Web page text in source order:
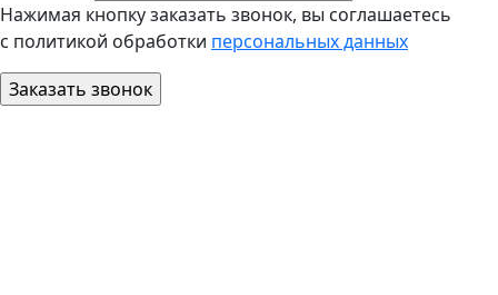
Нажимая кнопку заказать звонок, вы соглашаетесь
с политикой обработки персональных данных